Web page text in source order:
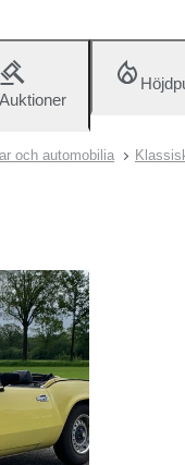
Auktioner
och automobilia